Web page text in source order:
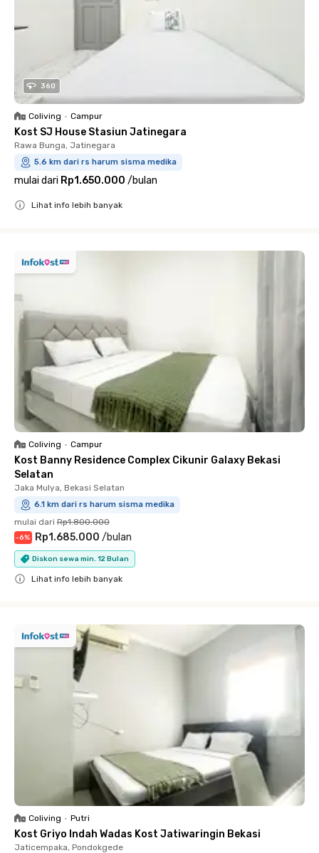
360
Coliving • Campur
Kost SJ House Stasiun Jatinegara
Rawa Bunga, Jatinegara
5.6 km dari rs harum sisma medika
mulai dari Rp1.650.000 /bulan
Lihat info lebih banyak
Coliving • Campur
Kost Banny Residence Complex Cikunir Galaxy Bekasi
Selatan
Jaka Mulya, Bekasi Selatan
6.1 km dari rs harum sisma medika
mulai dari Rp1.800.000
-6% Rp1.685.000 /bulan
Diskon sewa min. 12 Bulan
Lihat info lebih banyak
Coliving • Putri
Kost Griyo Indah Wadas Kost Jatiwaringin Bekasi
Jaticempaka, Pondokgede